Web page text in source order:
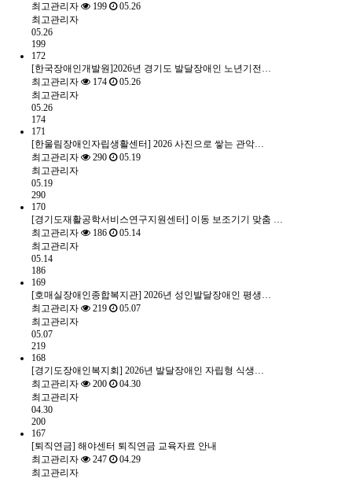
최고관리자
199
05.26
최고관리자
05.26
199
172
[한국장애인개발원]2026년 경기도 발달장애인 노년기전…
최고관리자
174
05.26
최고관리자
05.26
174
171
[한울림장애인자립생활센터] 2026 사진으로 쌓는 관악…
최고관리자
290
05.19
최고관리자
05.19
290
170
[경기도재활공학서비스연구지원센터] 이동 보조기기 맞춤 …
최고관리자
186
05.14
최고관리자
05.14
186
169
[호매실장애인종합복지관] 2026년 성인발달장애인 평생…
최고관리자
219
05.07
최고관리자
05.07
219
168
[경기도장애인복지회] 2026년 발달장애인 자립형 식생…
최고관리자
200
04.30
최고관리자
04.30
200
167
[퇴직연금] 해야센터 퇴직연금 교육자료 안내
최고관리자
247
04.29
최고관리자